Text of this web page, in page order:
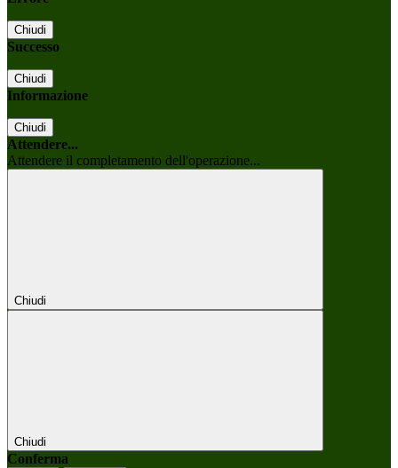
Chiudi
Successo
Chiudi
Informazione
Chiudi
Attendere...
Attendere il completamento dell'operazione...
Chiudi
Chiudi
Conferma